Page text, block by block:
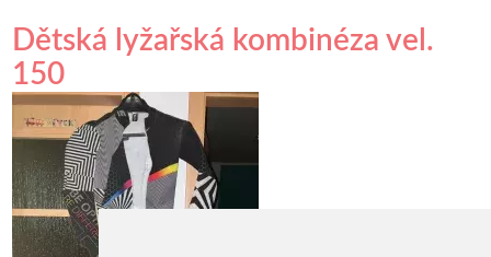
Dětská lyžařská kombinéza vel.
150